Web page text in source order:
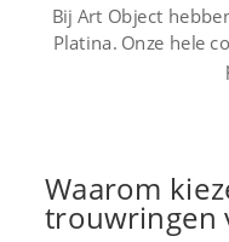
Bij Art Object
Platina. Onze hele
Waarom
trouwringen